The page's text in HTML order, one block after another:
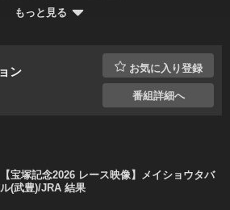
パープレミアムコースで
Facebook LINE コピー
もっと見る
ン お気に入り登録
番組詳細へ
【宝塚記念2026 レース映像】メイショウタバ
ル(武豊)/JRA 結果